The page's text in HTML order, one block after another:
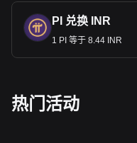
PI 兑换 INR
1 PI 等于 8.44 INR
热门活动